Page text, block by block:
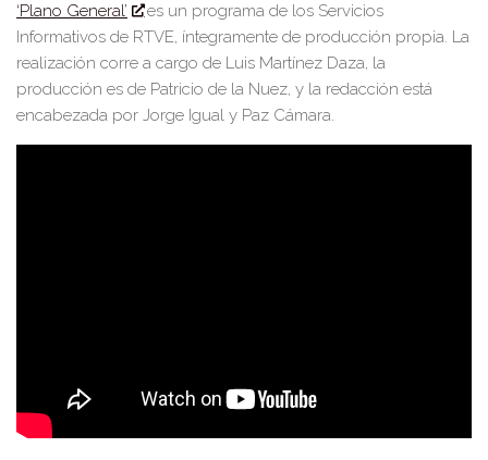
‘Plano General’ es un programa de los Servicios
Informativos de RTVE, íntegramente de producción propia. La
realización corre a cargo de Luis Martínez Daza, la
producción es de Patricio de la Nuez, y la redacción está
encabezada por Jorge Igual y Paz Cámara.